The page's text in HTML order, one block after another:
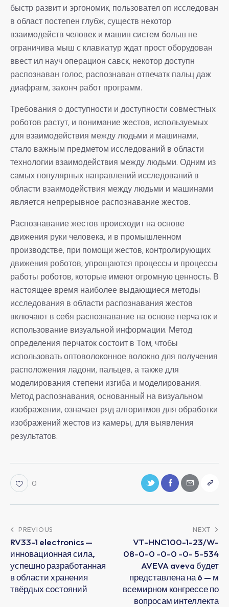
быстр развит и эргономик, пользовател оп исследован
в област постепен глубж, существ некотор
взаимодейств человек и машин систем больш не
ограничива мыш с клавиатур ждат прост оборудован
ввест ил науч операцион савск, некотор доступн
распознаван голос, распознаван отпечатк пальц даж
диафрагм, законч работ программ.
Требования о доступности и доступности совместных
роботов растут, и понимание жестов, используемых
для взаимодействия между людьми и машинами,
стало важным предметом исследований в области
технологии взаимодействия между людьми. Одним из
самых популярных направлений исследований в
области взаимодействия между людьми и машинами
является непрерывное распознавание жестов.
Распознавание жестов происходит на основе
движения руки человека, и в промышленном
производстве, при помощи жестов, контролирующих
движения роботов, упрощаются процессы и процессы
работы роботов, которые имеют огромную ценность. В
настоящее время наиболее выдающиеся методы
исследования в области распознавания жестов
включают в себя распознавание на основе перчаток и
использование визуальной информации. Метод
определения перчаток состоит в Том, чтобы
использовать оптоволоконное волокно для получения
расположения ладони, пальцев, а также для
моделирования степени изгиба и моделирования.
Метод распознавания, основанный на визуальном
изображении, означает ряд алгоритмов для обработки
изображений жестов из камеры, для выявления
результатов.
0
PREVIOUS
RV33-1 electronics —
инновационная сила,
успешно разработанная
в области хранения
твёрдых состояний
NEXT
VT-HNC100-1-23/W-
08-0-0 -0-0 -0- 5-534
AVEVA aveva будет
представлена на 6 — м
всемирном конгрессе по
вопросам интеллекта